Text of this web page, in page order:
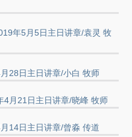
年5月5日主日讲章/袁灵 牧
28日主日讲章/小白 牧师
月21日主日讲章/晓峰 牧师
14日主日讲章/曾淼 传道